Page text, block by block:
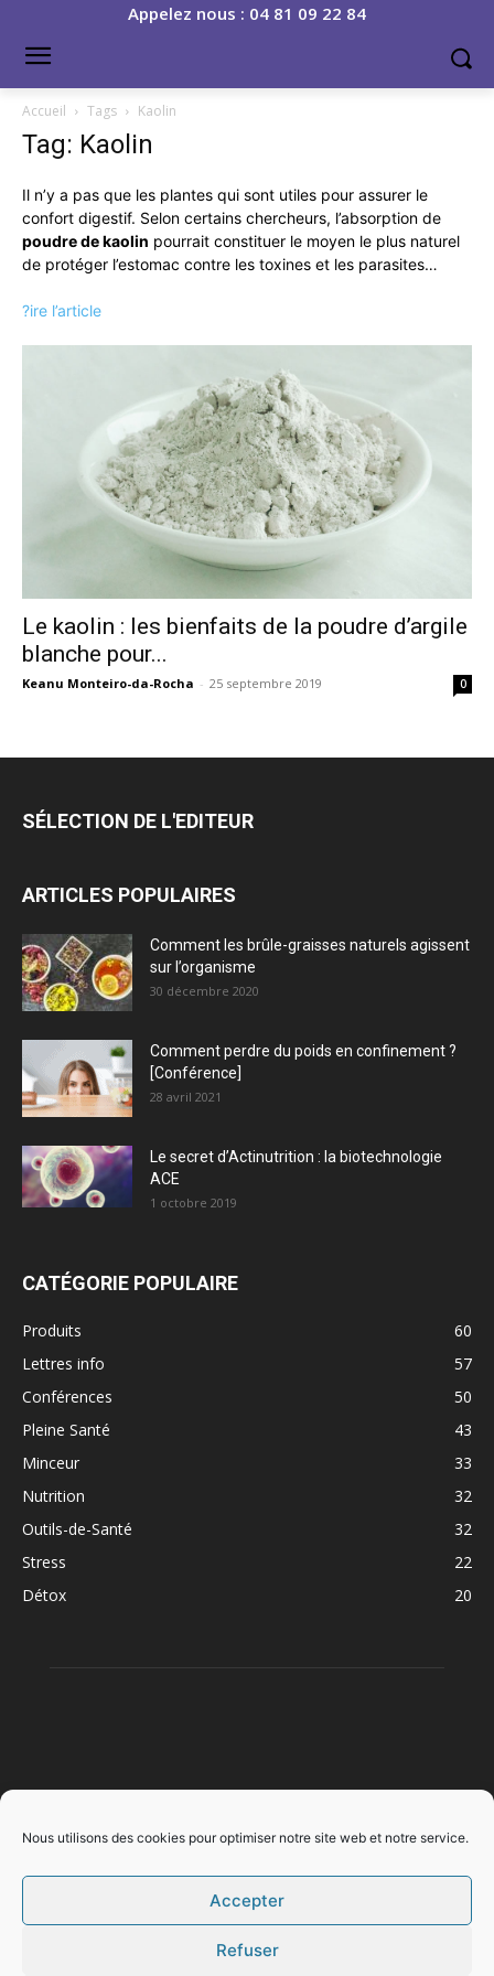
Nous utilisons des cookies pour optimiser notre site web et notre service.
Accepter
Refuser
Appelez nous : 04 81 09 22 84
Accueil Tags Kaolin
Tag: Kaolin
Il n’y a pas que les plantes qui sont utiles pour assurer le
confort digestif. Selon certains chercheurs, l’absorption de
poudre de kaolin pourrait constituer le moyen le plus naturel
de protéger l’estomac contre les toxines et les parasites…
?ire l’article
Le kaolin : les bienfaits de la poudre d’argile
blanche pour...
Keanu Monteiro-da-Rocha - 25 septembre 2019 0
SÉLECTION DE L'EDITEUR
ARTICLES POPULAIRES
Comment les brûle-graisses naturels agissent
sur l’organisme
30 décembre 2020
Comment perdre du poids en confinement ?
[Conférence]
28 avril 2021
Le secret d’Actinutrition : la biotechnologie
ACE
1 octobre 2019
CATÉGORIE POPULAIRE
Produits
60
Lettres info
57
Conférences
50
Pleine Santé
43
Minceur
33
Nutrition
32
Outils-de-Santé
32
Stress
22
Détox
20
SUIVEZ NOUS